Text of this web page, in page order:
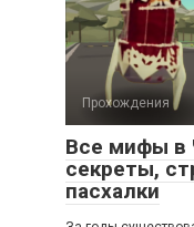
Прохождения
Все мифы в
секреты,
пасхалки